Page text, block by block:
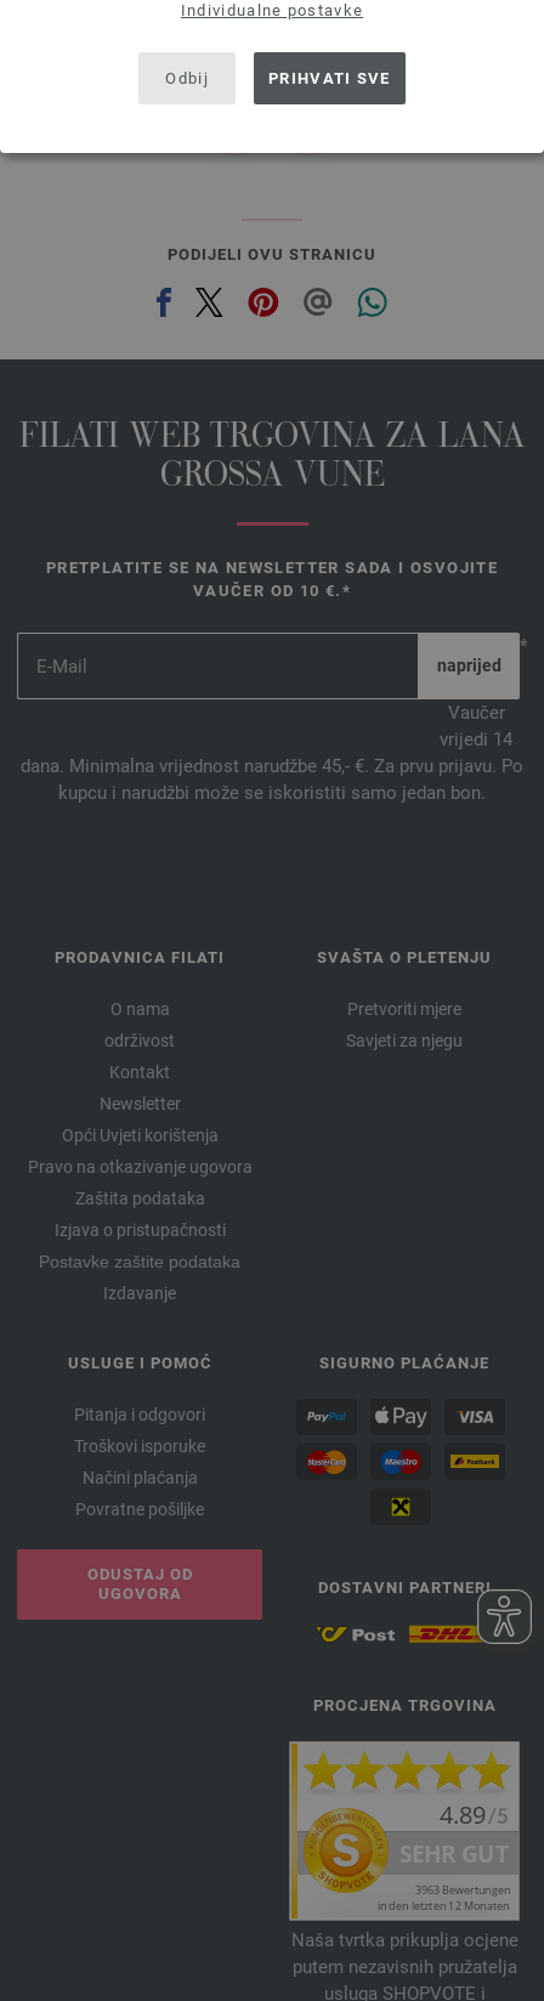
Individualne postavke
Odbij PRIHVATI SVE
6,68 €
bez PDV-a, dodatno troškovi za dostavu, Osnovna cijena:133,60 €
prev next
PODIJELI OVU STRANICU
FILATI WEB TRGOVINA ZA LANA
GROSSA VUNE
PRETPLATITE SE NA NEWSLETTER SADA I OSVOJITE
VAUČER OD 10 €.*
*
Vaučer
vrijedi 14
dana. Minimalna vrijednost narudžbe 45,- €. Za prvu prijavu. Po
kupcu i narudžbi može se iskoristiti samo jedan bon.
PRODAVNICA FILATI
O nama
održivost
Kontakt
Newsletter
Opći Uvjeti korištenja
Pravo na otkazivanje ugovora
Zaštita podataka
Izjava o pristupačnosti
Postavke zaštite podataka
Izdavanje
SVAŠTA O PLETENJU
Pretvoriti mjere
Savjeti za njegu
USLUGE I POMOĆ
Pitanja i odgovori
Troškovi isporuke
Načini plaćanja
Povratne pošiljke
ODUSTAJ OD
UGOVORA
SIGURNO PLAĆANJE
DOSTAVNI PARTNERI
PROCJENA TRGOVINA
Naša tvrtka prikuplja ocjene
putem nezavisnih pružatelja
usluga SHOPVOTE i